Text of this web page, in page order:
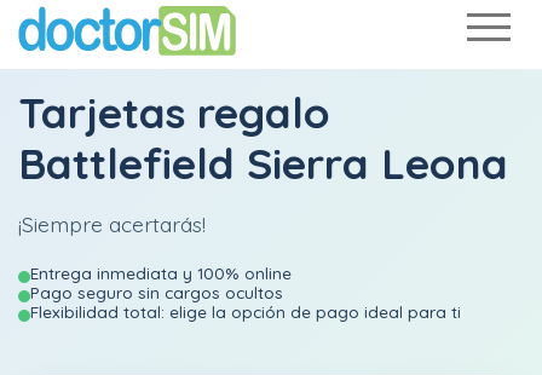
Tarjetas regalo
Battlefield Sierra Leona
¡Siempre acertarás!
Entrega inmediata y 100% online
Pago seguro sin cargos ocultos
Flexibilidad total: elige la opción de pago ideal para ti